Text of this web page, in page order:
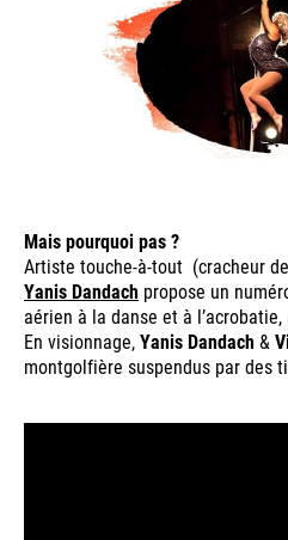
Mais pourquoi pas ?
Artiste touche-à-tout (cracheur
Yanis Dandach propose un
aérien à la danse et à
En visionnage,Yanis Dandach&
montgolfière suspendus par des